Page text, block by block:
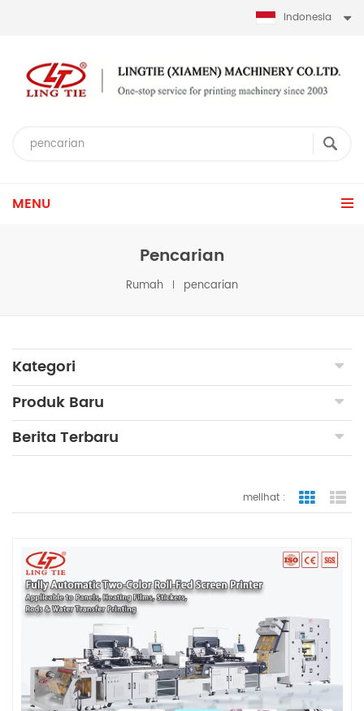
Indonesia
MENU
Pencarian
Rumah pencarian
Kategori
Produk Baru
Berita Terbaru
melihat :